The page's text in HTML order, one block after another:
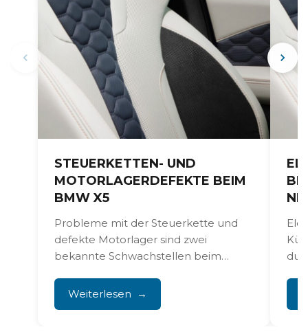
STEUERKETTEN- UND
MOTORLAGERDEFEKTE BEIM
BMW X5
Probleme mit der Steuerkette und
defekte Motorlager sind zwei
bekannte Schwachstellen beim
Weiterlesen